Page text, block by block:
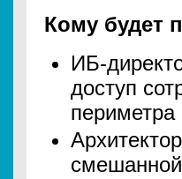
Кому будет
ИБ-
доступ
периметра